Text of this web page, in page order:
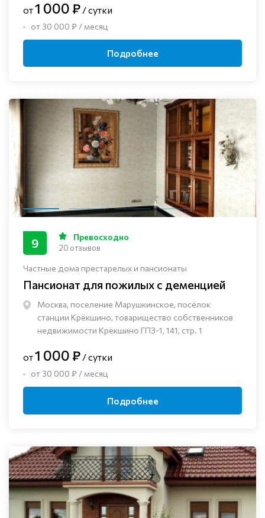
от1 000 ₽ / сутки
от 30 000 ₽ / месяц
Подробнее
Частные дома престарелых и пансионаты
Пансионат для пожилых с деменцией
Москва, поселение Марушкинское, посёлок
станции Крёкшино, товарищество собственников
недвижимости Крёкшино ГПЗ-1, 141, стр. 1
9 Превосходно
20 отзывов
от1 000 ₽ / сутки
от 30 000 ₽ / месяц
Подробнее